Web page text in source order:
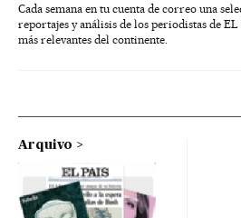
Cada semana en tu cuenta de correo una
reportajes y análisis de los periodistas de
más relevantes del continente.
Arquivo